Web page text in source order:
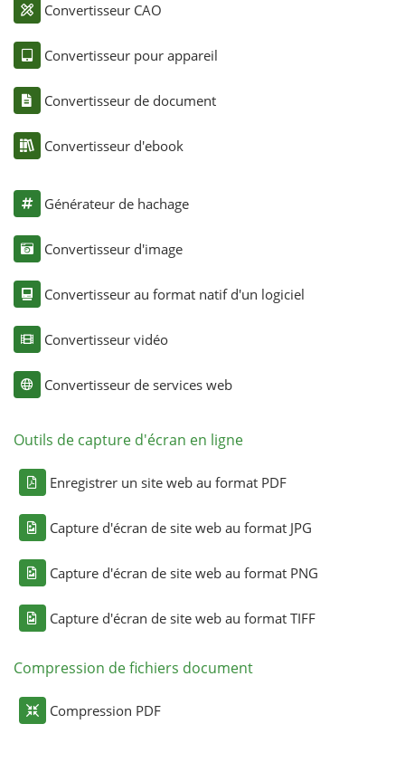
Convertisseur CAO
Convertisseur pour appareil
Convertisseur de document
Convertisseur d'ebook
Générateur de hachage
Convertisseur d'image
Convertisseur au format natif d'un logiciel
Convertisseur vidéo
Convertisseur de services web
Outils de capture d'écran en ligne
Enregistrer un site web au format PDF
Capture d'écran de site web au format JPG
Capture d'écran de site web au format PNG
Capture d'écran de site web au format TIFF
Compression de fichiers document
Compression PDF